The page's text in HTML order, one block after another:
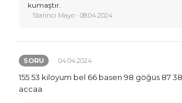
kumaştır.
Starinci Mayo · 08.04.2024
SORU 04.04.2024
155 53 kiloyum bel 66 basen 98 göğüs 87
accaa